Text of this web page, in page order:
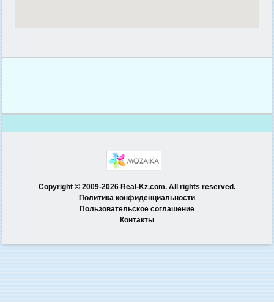
Copyright © 2009-2026 Real-Kz.com. All rights reserved.
Политика конфиденциальности
Пользовательское соглашение
Контакты